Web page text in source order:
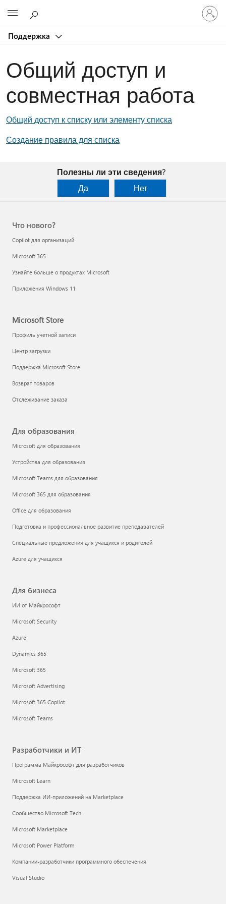
Поддержка
Общий доступ и
совместная работа
Общий доступ к списку или элементу списка
Создание правила для списка
Полезны ли эти сведения?
Да
Нет
Что нового?
Copilot для организаций
Microsoft 365
Узнайте больше о продуктах Microsoft
Приложения Windows 11
Microsoft Store
Профиль учетной записи
Центр загрузки
Поддержка Microsoft Store
Возврат товаров
Отслеживание заказа
Для образования
Microsoft для образования
Устройства для образования
Microsoft Teams для образования
Microsoft 365 для образования
Office для образования
Подготовка и профессиональное развитие преподавателей
Специальные предложения для учащихся и родителей
Azure для учащихся
Для бизнеса
ИИ от Майкрософт
Microsoft Security
Azure
Dynamics 365
Microsoft 365
Microsoft Advertising
Microsoft 365 Copilot
Microsoft Teams
Разработчики и ИТ
Программа Майкрософт для разработчиков
Microsoft Learn
Поддержка ИИ-приложений на Marketplace
Сообщество Microsoft Tech
Microsoft Marketplace
Microsoft Power Platform
Компании-разработчики программного обеспечения
Visual Studio